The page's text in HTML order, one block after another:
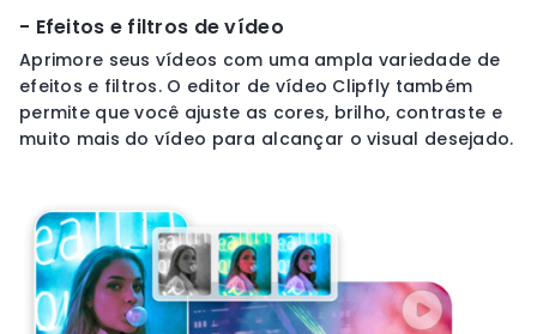
- Efeitos e filtros de vídeo
Aprimore seus vídeos com uma ampla variedade de
efeitos e filtros. O editor de vídeo Clipfly também
permite que você ajuste as cores, brilho, contraste e
muito mais do vídeo para alcançar o visual desejado.